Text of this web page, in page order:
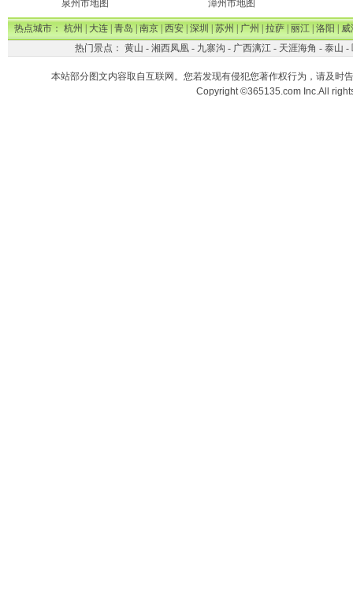
泉州市地图 漳州市地图
热点城市：杭州|大连|青岛|南京|西安|深圳|苏州|广州|拉萨|丽江|洛阳|威
热门景点： 黄山 - 湘西凤凰- 九寨沟 - 广西漓江- 天涯海角 - 泰山 -
本站部分图文内容取自互联网。您若发现有侵犯您著作权行为，请及时
Copyright ©365135.com Inc.All